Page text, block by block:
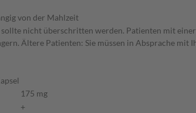
von der Mahlzeit
sollte nicht überschritten werden. Patienten mit
Ältere Patienten: Sie müssen in Absprache
175 mg
+